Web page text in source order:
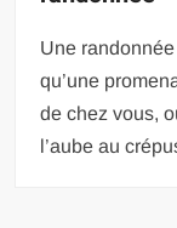
Une
qu’une
de chez vous,
l’aube au